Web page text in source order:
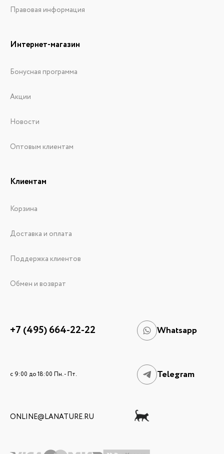
Правовая информация
Интернет-магазин
Бонусная программа
Акции
Новости
Оптовым клиентам
Клиентам
Корзина
Доставка и оплата
Поддержка клиентов
Обмен и возврат
+7 (495) 664-22-22 Whatsapp
c 9:00 до 18:00 Пн. - Пт. Telegram
ONLINE@LANATURE.RU